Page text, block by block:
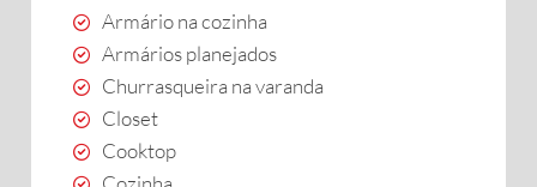
Armário na cozinha
Armários planejados
Churrasqueira na varanda
Closet
Cooktop